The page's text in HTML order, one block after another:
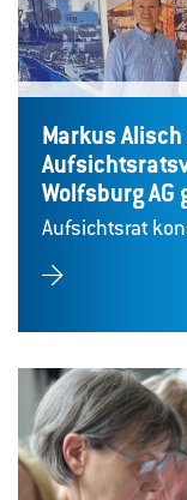
Markus
Wolfsburg AG
Aufsichtsrat